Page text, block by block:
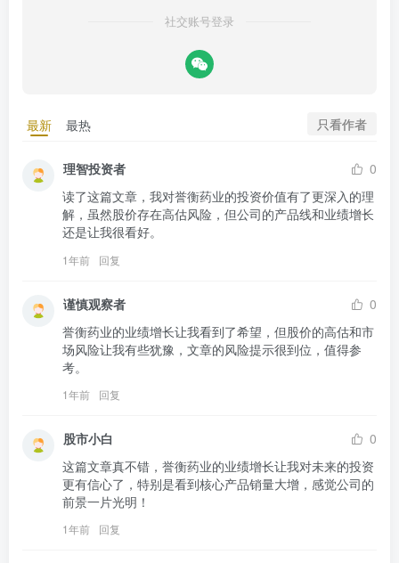
社交账号登录
最新 最热 只看作者
理智投资者
0
读了这篇文章，我对誉衡药业的投资价值有了更深入的理
解，虽然股价存在高估风险，但公司的产品线和业绩增长
还是让我很看好。
1年前 回复
谨慎观察者
0
誉衡药业的业绩增长让我看到了希望，但股价的高估和市
场风险让我有些犹豫，文章的风险提示很到位，值得参
考。
1年前 回复
股市小白
0
这篇文章真不错，誉衡药业的业绩增长让我对未来的投资
更有信心了，特别是看到核心产品销量大增，感觉公司的
前景一片光明！
1年前 回复